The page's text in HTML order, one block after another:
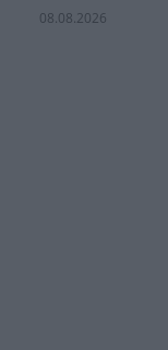
08.08.2026